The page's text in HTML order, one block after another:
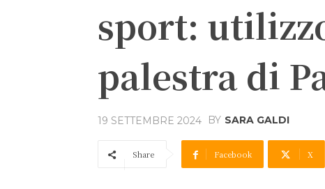
sport:
palestra di
19 SETTEMBRE 2024 BY SARA GALDI
Share Facebook X